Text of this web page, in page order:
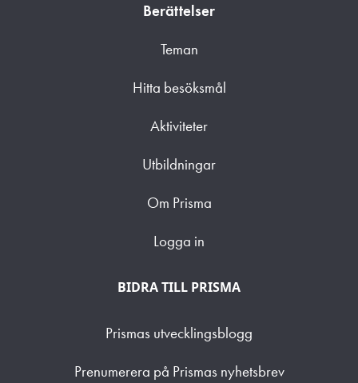
Berättelser
Teman
Hitta besöksmål
Aktiviteter
Utbildningar
Om Prisma
Logga in
BIDRA TILL PRISMA
Prismas utvecklingsblogg
Prenumerera på Prismas nyhetsbrev